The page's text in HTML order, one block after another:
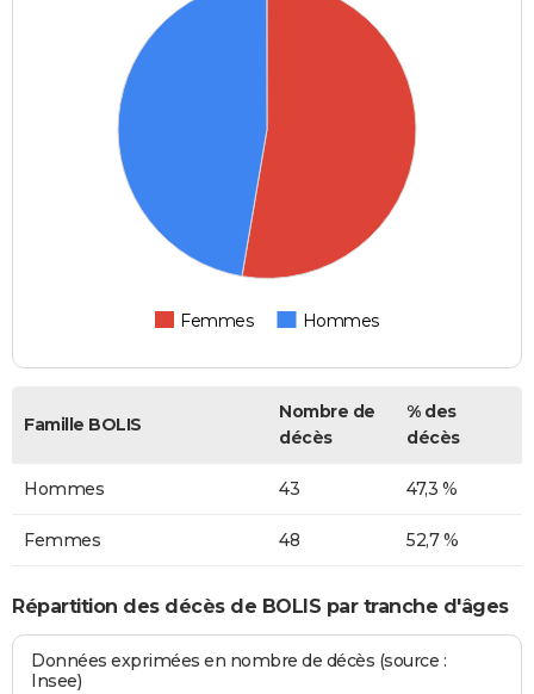
Femmes Hommes
Famille BOLIS
Nombre de
décès
% des
décès
Hommes 43 47,3 %
Femmes 48 52,7 %
Répartition des décès de BOLIS par tranche d'âges
Données exprimées en nombre de décès (source :
Insee)